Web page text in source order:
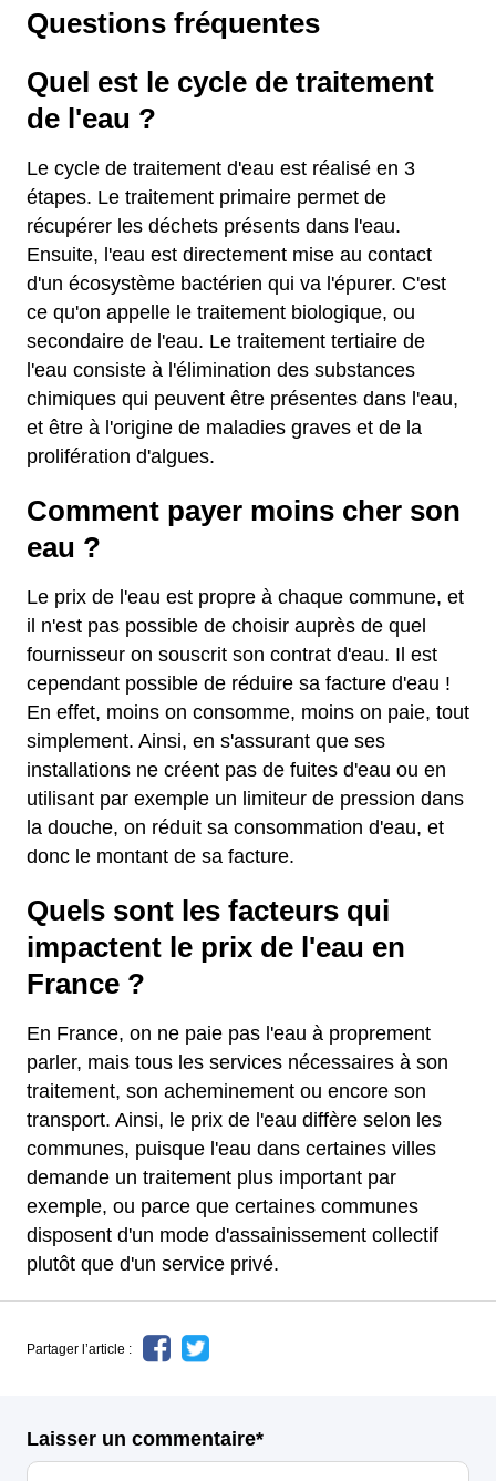
Questions fréquentes
Quel est le cycle de traitement
de l'eau ?
Le cycle de traitement d'eau est réalisé en 3
étapes. Le traitement primaire permet de
récupérer les déchets présents dans l'eau.
Ensuite, l'eau est directement mise au contact
d'un écosystème bactérien qui va l'épurer. C'est
ce qu'on appelle le traitement biologique, ou
secondaire de l'eau. Le traitement tertiaire de
l'eau consiste à l'élimination des substances
chimiques qui peuvent être présentes dans l'eau,
et être à l'origine de maladies graves et de la
prolifération d'algues.
Comment payer moins cher son
eau ?
Le prix de l'eau est propre à chaque commune, et
il n'est pas possible de choisir auprès de quel
fournisseur on souscrit son contrat d'eau. Il est
cependant possible de réduire sa facture d'eau !
En effet, moins on consomme, moins on paie, tout
simplement. Ainsi, en s'assurant que ses
installations ne créent pas de fuites d'eau ou en
utilisant par exemple un limiteur de pression dans
la douche, on réduit sa consommation d'eau, et
donc le montant de sa facture.
Quels sont les facteurs qui
impactent le prix de l'eau en
France ?
En France, on ne paie pas l'eau à proprement
parler, mais tous les services nécessaires à son
traitement, son acheminement ou encore son
transport. Ainsi, le prix de l'eau diffère selon les
communes, puisque l'eau dans certaines villes
demande un traitement plus important par
exemple, ou parce que certaines communes
disposent d'un mode d'assainissement collectif
plutôt que d'un service privé.
Partager l’article :
Laisser un commentaire*